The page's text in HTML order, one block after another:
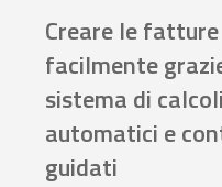
Creare le fatture
facilmente
sistema di calcoli
automatici e
guidati